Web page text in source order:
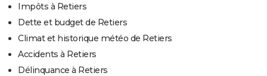
Impôts à Retiers
Dette et budget de Retiers
Climat et historique météo de Retiers
Accidents à Retiers
Délinquance à Retiers